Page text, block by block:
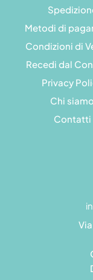
Metodi di
Condizioni di
Recedi dal
Privacy
Chi siamo
Contatti